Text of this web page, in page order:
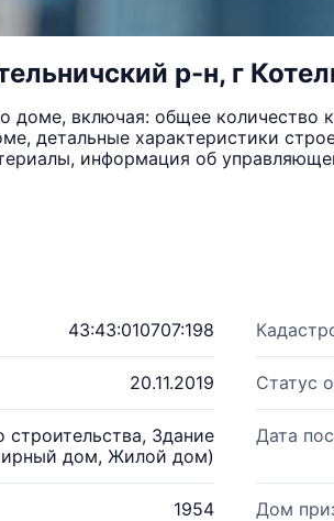
р-н, г
включая: общее количество
детальные характеристики
информация об
43:43:010707:198
20.11.2019 Статус
строительства, Здание
дом, Жилой дом)
Дата
1954 Дом